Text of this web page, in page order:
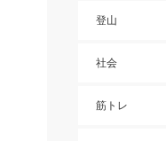
登山
社会
筋トレ